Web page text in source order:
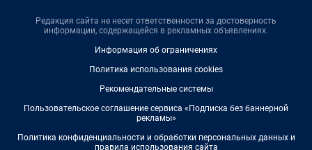
Редакция сайта не несет ответственности за достоверность
информации, содержащейся в рекламных объявлениях.
Информация об ограничениях
Политика использования cookies
Рекомендательные системы
Пользовательское соглашение сервиса «Подписка без баннерной
рекламы»
Политика конфиденциальности и обработки персональных данных и
правила использования сайта